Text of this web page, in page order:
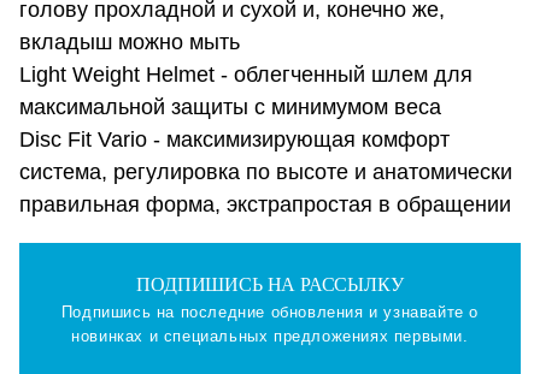
голову прохладной и сухой и, конечно же,
вкладыш можно мыть
Light Weight Helmet - облегченный шлем для
максимальной защиты с минимумом веса
Disc Fit Vario - максимизирующая комфорт
система, регулировка по высоте и анатомически
правильная форма, экстрапростая в обращении
ПОДПИШИСЬ НА РАССЫЛКУ
Подпишись на последние обновления и узнавайте о
новинках и специальных предложениях первыми.